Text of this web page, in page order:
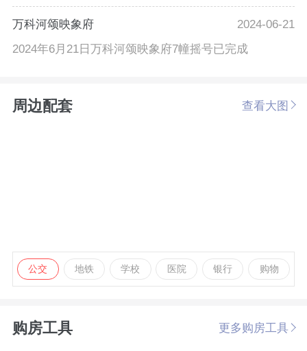
万科河颂映象府
2024-06-21
2024年6月21日万科河颂映象府7幢摇号已完成
周边配套 查看大图
公交 地铁 学校 医院 银行 购物
购房工具 更多购房工具